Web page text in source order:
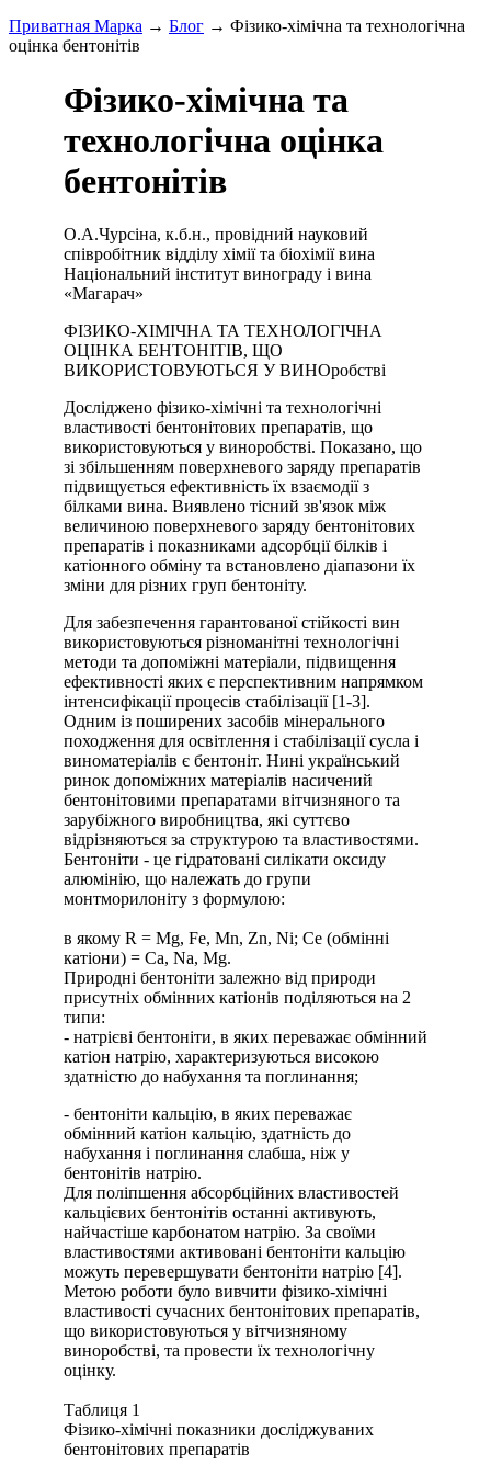
Приватная Марка → Блог → Фізико-хімічна та технологічна
оцінка бентонітів
Фізико-хімічна та
технологічна оцінка
бентонітів
О.А.Чурсіна, к.б.н., провідний науковий
співробітник відділу хімії та біохімії вина
Національний інститут винограду і вина
«Магарач»
ФІЗИКО-ХІМІЧНА ТА ТЕХНОЛОГІЧНА
ОЦІНКА БЕНТОНІТІВ, ЩО
ВИКОРИСТОВУЮТЬСЯ У ВИНОробстві
Досліджено фізико-хімічні та технологічні
властивості бентонітових препаратів, що
використовуються у виноробстві. Показано, що
зі збільшенням поверхневого заряду препаратів
підвищується ефективність їх взаємодії з
білками вина. Виявлено тісний зв'язок між
величиною поверхневого заряду бентонітових
препаратів і показниками адсорбції білків і
катіонного обміну та встановлено діапазони їх
зміни для різних груп бентоніту.
Для забезпечення гарантованої стійкості вин
використовуються різноманітні технологічні
методи та допоміжні матеріали, підвищення
ефективності яких є перспективним напрямком
інтенсифікації процесів стабілізації [1-3].
Одним із поширених засобів мінерального
походження для освітлення і стабілізації сусла і
виноматеріалів є бентоніт. Нині український
ринок допоміжних матеріалів насичений
бентонітовими препаратами вітчизняного та
зарубіжного виробництва, які суттєво
відрізняються за структурою та властивостями.
Бентоніти - це гідратовані силікати оксиду
алюмінію, що належать до групи
монтморилоніту з формулою:
в якому R = Mg, Fe, Mn, Zn, Ni; Ce (обмінні
катіони) = Ca, Na, Mg.
Природні бентоніти залежно від природи
присутніх обмінних катіонів поділяються на 2
типи:
- натрієві бентоніти, в яких переважає обмінний
катіон натрію, характеризуються високою
здатністю до набухання та поглинання;
- бентоніти кальцію, в яких переважає
обмінний катіон кальцію, здатність до
набухання і поглинання слабша, ніж у
бентонітів натрію.
Для поліпшення абсорбційних властивостей
кальцієвих бентонітів останні активують,
найчастіше карбонатом натрію. За своїми
властивостями активовані бентоніти кальцію
можуть перевершувати бентоніти натрію [4].
Метою роботи було вивчити фізико-хімічні
властивості сучасних бентонітових препаратів,
що використовуються у вітчизняному
виноробстві, та провести їх технологічну
оцінку.
Таблиця 1
Фізико-хімічні показники досліджуваних
бентонітових препаратів